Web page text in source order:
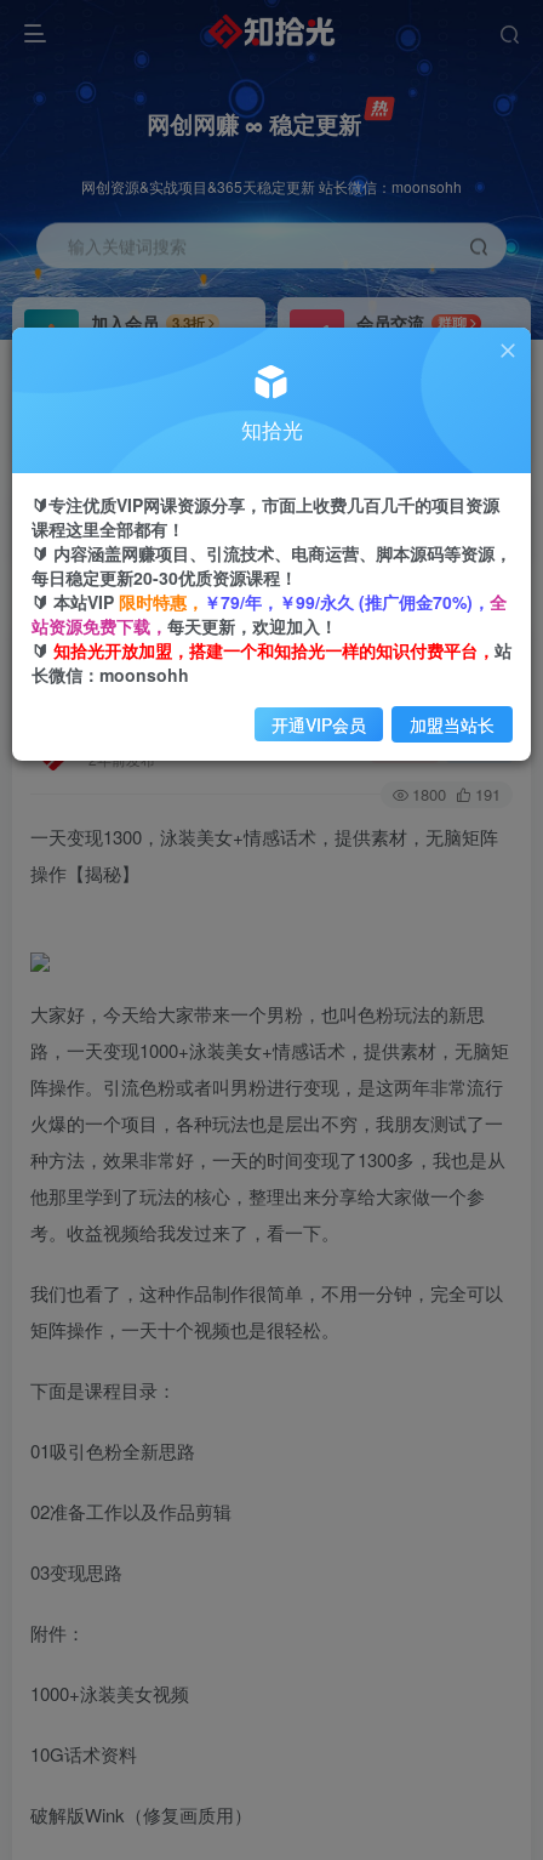
网创网赚 ∞ 稳定更新
网创资源&实战项目&365天稳定更新 站长微信：moonsohh
输入关键词搜索
加入会员
3.3折
会员交流
群聊
首页 创业课程 会员免费 正文
一天变现1300，泳装美女+情感话术，提供素材，
无脑矩阵操作【揭秘】
2年前发布
关注 私信
1800 191
一天变现1300，泳装美女+情感话术，提供素材，无脑矩阵
操作【揭秘】
大家好，今天给大家带来一个男粉，也叫色粉玩法的新思
路，一天变现1000+泳装美女+情感话术，提供素材，无脑矩
阵操作。引流色粉或者叫男粉进行变现，是这两年非常流行
火爆的一个项目，各种玩法也是层出不穷，我朋友测试了一
种方法，效果非常好，一天的时间变现了1300多，我也是从
他那里学到了玩法的核心，整理出来分享给大家做一个参
考。收益视频给我发过来了，看一下。
我们也看了，这种作品制作很简单，不用一分钟，完全可以
矩阵操作，一天十个视频也是很轻松。
下面是课程目录：
01吸引色粉全新思路
02准备工作以及作品剪辑
03变现思路
附件：
1000+泳装美女视频
10G话术资料
破解版Wink（修复画质用）
知拾光
🔰专注优质VIP网课资源分享，市面上收费几百几千的项目资源
课程这里全部都有！
🔰 内容涵盖网赚项目、引流技术、电商运营、脚本源码等资源，
每日稳定更新20-30优质资源课程！
🔰 本站VIP 限时特惠， ￥79/年，￥99/永久 (推广佣金70%)， 全
站资源免费下载， 每天更新，欢迎加入！
🔰 知拾光开放加盟，搭建一个和知拾光一样的知识付费平台， 站
长微信：moonsohh
开通VIP会员 加盟当站长